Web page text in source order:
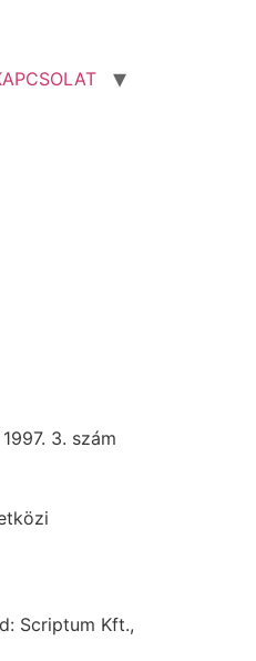
3. szám
Scriptum Kft.,